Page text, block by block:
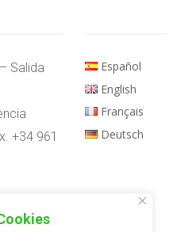
Salida
+34 961
Español
English
Français
Deutsch